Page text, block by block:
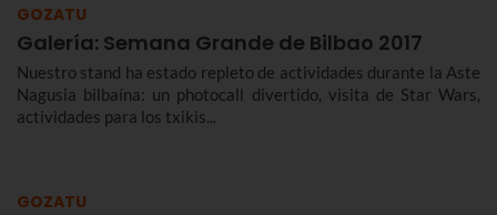
GOZATU
Galería: Semana Grande de Bilbao 2017
Nuestro stand ha estado repleto de actividades durante la Aste
Nagusia bilbaína: un photocall divertido, visita de Star Wars,
actividades para los txikis...
GOZATU